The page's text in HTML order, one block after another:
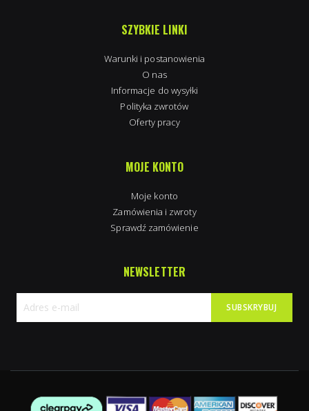
SZYBKIE LINKI
Warunki i postanowienia
O nas
Informacje do wysyłki
Polityka zwrotów
Oferty pracy
MOJE KONTO
Moje konto
Zamówienia i zwroty
Sprawdź zamówienie
NEWSLETTER
SUBSKRYBUJ